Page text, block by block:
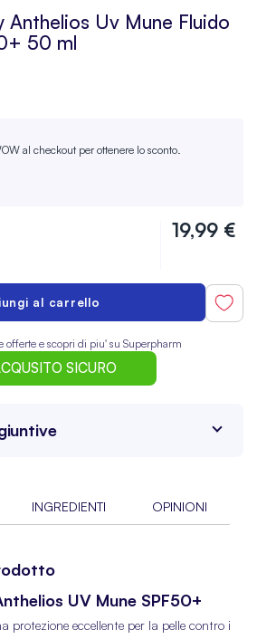
Anthelios Uv Mune Fluido
50 ml
al checkout per ottenere lo sconto.
19,99 €
al carrello
offerte e scopri di piu' su Superpharm
SICURO
INGREDIENTI OPINIONI
UV Mune SPF50+
protezione eccellente per la pelle contro i